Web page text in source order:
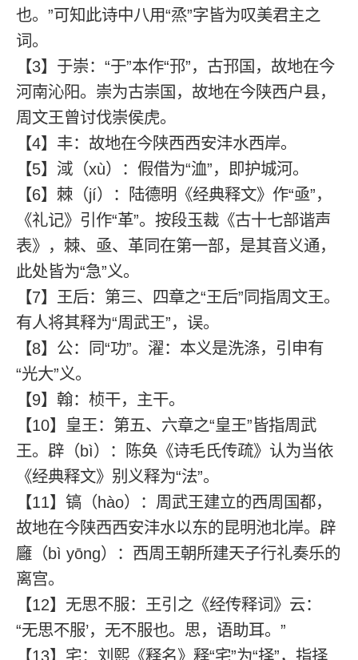
也。”可知此诗中八用“烝”字皆为叹美君主之
词。
【3】于崇：“于”本作“邘”，古邘国，故地在今
河南沁阳。崇为古崇国，故地在今陕西户县，
周文王曾讨伐崇侯虎。
【4】丰：故地在今陕西西安沣水西岸。
【5】淢（xù）：假借为“洫”，即护城河。
【6】棘（jí）：陆德明《经典释文》作“亟”，
《礼记》引作“革”。按段玉裁《古十七部谐声
表》，棘、亟、革同在第一部，是其音义通，
此处皆为“急”义。
【7】王后：第三、四章之“王后”同指周文王。
有人将其释为“周武王”，误。
【8】公：同“功”。濯：本义是洗涤，引申有
“光大”义。
【9】翰：桢干，主干。
【10】皇王：第五、六章之“皇王”皆指周武
王。辟（bì）：陈奂《诗毛氏传疏》认为当依
《经典释文》别义释为“法”。
【11】镐（hào）：周武王建立的西周国都，
故地在今陕西西安沣水以东的昆明池北岸。辟
廱（bì yōnɡ）：西周王朝所建天子行礼奏乐的
离宫。
【12】无思不服：王引之《经传释词》云：
“无思不服’，无不服也。思，语助耳。”
【13】宅：刘熙《释名》释“宅”为“择”，指择